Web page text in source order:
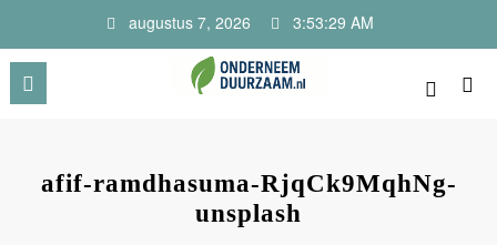
de
inhoud
augustus 7, 2026 3:53:29 AM
afif-ramdhasuma-RjqCk9MqhNg-
unsplash